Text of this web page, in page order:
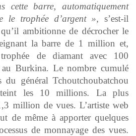
cette barre, automatiquement
le trophée d’argent »,s’est-il
ambitionne de décrocher le
la barre de 1 million et,
de diamant avec 100
au Burkina. Le nombre cumulé
général Tchoutchoubatchou
les 10 millions. La plus
million de vues. L’artiste web
de même à apporter quelques
de monnayage des vues.